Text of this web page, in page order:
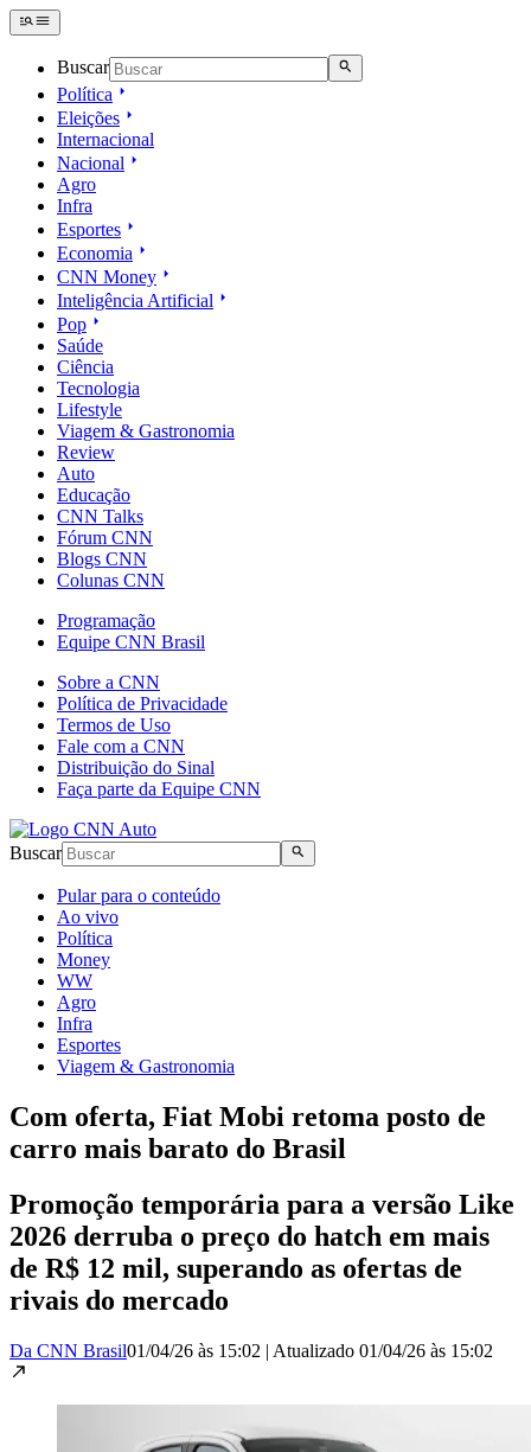
Buscar
Política
Eleições
Internacional
Nacional
Agro
Infra
Esportes
Economia
CNN Money
Inteligência Artificial
Pop
Saúde
Ciência
Tecnologia
Lifestyle
Viagem & Gastronomia
Review
Auto
Educação
CNN Talks
Fórum CNN
Blogs CNN
Colunas CNN
Programação
Equipe CNN Brasil
Sobre a CNN
Política de Privacidade
Termos de Uso
Fale com a CNN
Distribuição do Sinal
Faça parte da Equipe CNN
Buscar
Pular para o conteúdo
Ao vivo
Política
Money
WW
Agro
Infra
Esportes
Viagem & Gastronomia
Com oferta, Fiat Mobi retoma posto de
carro mais barato do Brasil
Promoção temporária para a versão Like
2026 derruba o preço do hatch em mais
de R$ 12 mil, superando as ofertas de
rivais do mercado
Da CNN Brasil01/04/26 às 15:02 | Atualizado 01/04/26 às 15:02